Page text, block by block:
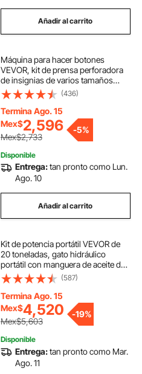
Añadir al carrito
Máquina para hacer botones
VEVOR, kit de prensa perforadora
de insignias de varios tamaños
(1,25 + 2,25 pulgadas), regalo DIY
para niños, creador de pines,
suministros para hacer botones
con 500 piezas, cortador circular y
libro mágico.
(436)
Termina Ago. 15
Mex$2,596
Mex$2,733
-5%
Disponible
Entrega:tan pronto como Lun.
Ago. 10
Añadir al carrito
Kit de potencia portátil VEVOR de
20 toneladas, gato hidráulico
portátil con manguera de aceite de
1,4 m (4,6 pies), herramienta para
reparación de chasis de
automóviles con estuche de
almacenamiento para automoción,
maquinaria pesada y mecánica
(2000 kg).
(587)
Termina Ago. 15
Mex$4,520
Mex$5,603
-19%
Disponible
Entrega:tan pronto como Mar.
Ago. 11